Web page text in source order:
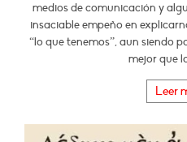
medios de comunicación y
insaciable empeño en
“lo que tenemos”, aun siendo
mejor que
Leer